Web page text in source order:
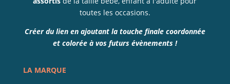
toutes les occasions.
Créer du lien en ajoutant la touche finale coordonnée
et colorée à vos futurs évènements !
LA MARQUE